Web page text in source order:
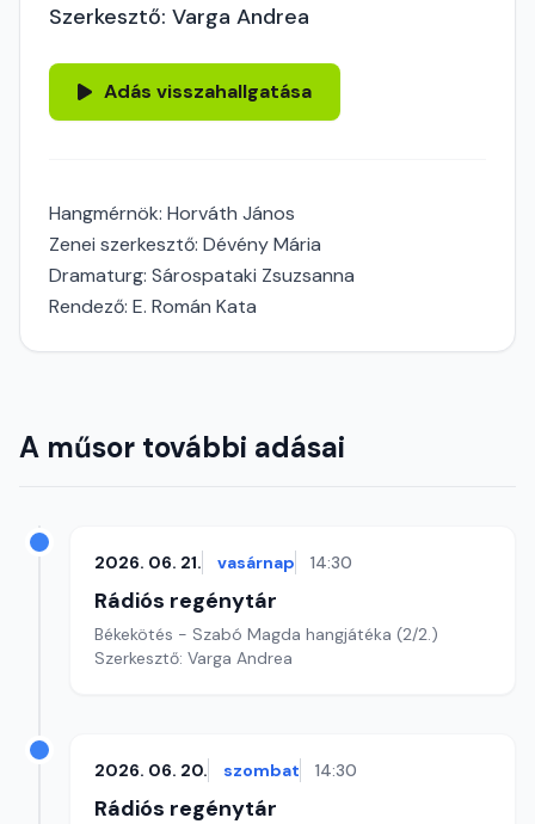
Szerkesztő: Varga Andrea
Adás visszahallgatása
Hangmérnök: Horváth János
Zenei szerkesztő: Dévény Mária
Dramaturg: Sárospataki Zsuzsanna
Rendező: E. Román Kata
A műsor további adásai
2026. 06. 21. vasárnap 14:30
Rádiós regénytár
Békekötés - Szabó Magda hangjátéka (2/2.)
Szerkesztő: Varga Andrea
2026. 06. 20. szombat 14:30
Rádiós regénytár